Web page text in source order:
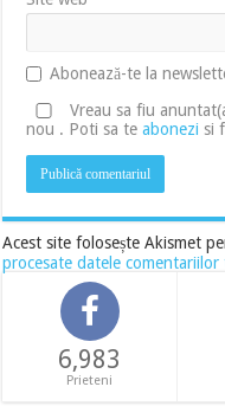
Abonează-te la
Vreau sa fiu
nou . Poti sa teabonezi si
Acest site folosește Akismet
procesate datele comentariilor
6,983
Prieteni